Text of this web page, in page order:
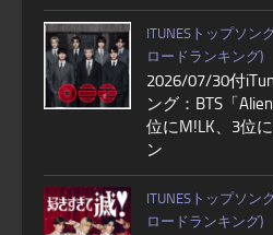
ITUNESトップソン
ロードランキング)
2026/07/30付
ング：BTS「
位にM!LK、3位
ン
ITUNESトップソン
ロードランキング)